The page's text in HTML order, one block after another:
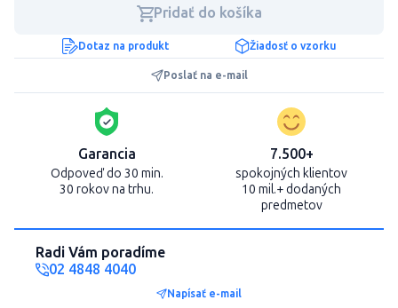
Pridať do košíka
Dotaz na produkt Žiadosť o vzorku
Poslať na e-mail
Garancia
Odpoveď do 30 min.
30 rokov na trhu.
7.500+
spokojných klientov
10 mil.+ dodaných
predmetov
Radi Vám poradíme
02 4848 4040
Napísať e-mail